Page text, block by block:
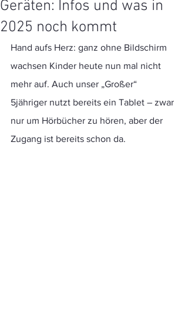
Geräten: Infos und was in
2025 noch kommt
Hand aufs Herz: ganz ohne Bildschirm
wachsen Kinder heute nun mal nicht
mehr auf. Auch unser „Großer“
5jähriger nutzt bereits ein Tablet – zwar
nur um Hörbücher zu hören, aber der
Zugang ist bereits schon da.